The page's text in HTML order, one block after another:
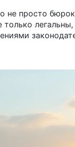
не просто